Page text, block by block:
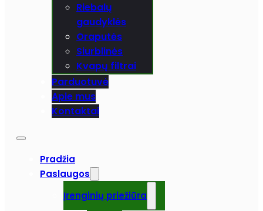
Riebalų
gaudyklės
Oraputės
Siurblinės
Kvapų filtrai
Parduotuvė
Apie mus
Kontaktai
Pradžia
Paslaugos
Įrenginių priežiūra